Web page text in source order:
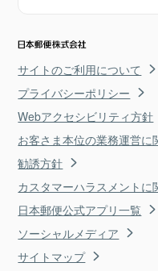
サイトのご利用について
プライバシーポリシー
Webアクセシビリティ方針
お客さま本位の業務運営に
勧誘方針
カスタマーハラスメントに
日本郵便公式アプリ一覧
ソーシャルメディア
サイトマップ